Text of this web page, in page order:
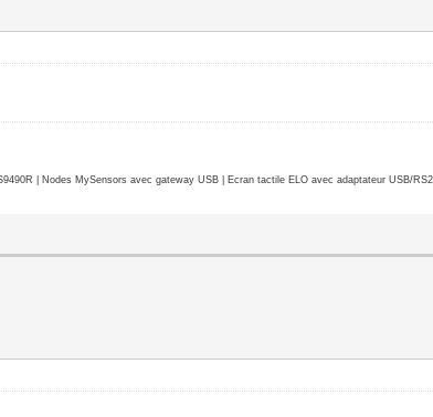
| Nodes MySensors avec gateway USB | Ecran tactile ELO avec adaptateur USB/